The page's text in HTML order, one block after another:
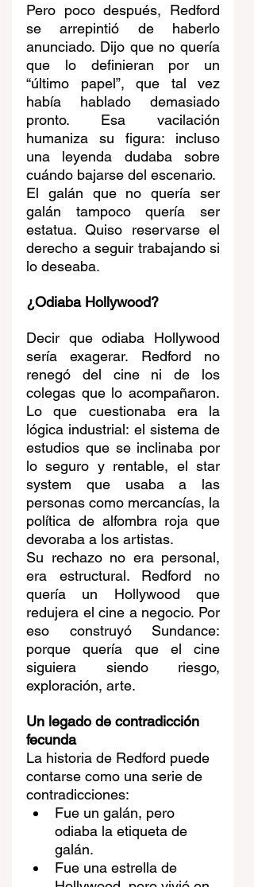
Pero poco después, Redford
se arrepintió de haberlo
anunciado. Dijo que no quería
que lo definieran por un
“último papel”, que tal vez
había hablado demasiado
pronto. Esa vacilación
humaniza su figura: incluso
una leyenda dudaba sobre
cuándo bajarse del escenario.
El galán que no quería ser
galán tampoco quería ser
estatua. Quiso reservarse el
derecho a seguir trabajando si
lo deseaba.
¿Odiaba Hollywood?
Decir que odiaba Hollywood
sería exagerar. Redford no
renegó del cine ni de los
colegas que lo acompañaron.
Lo que cuestionaba era la
lógica industrial: el sistema de
estudios que se inclinaba por
lo seguro y rentable, el star
system que usaba a las
personas como mercancías, la
política de alfombra roja que
devoraba a los artistas.
Su rechazo no era personal,
era estructural. Redford no
quería un Hollywood que
redujera el cine a negocio. Por
eso construyó Sundance:
porque quería que el cine
siguiera siendo riesgo,
exploración, arte.
Un legado de contradicción
fecunda
La historia de Redford puede
contarse como una serie de
contradicciones:
Fue un galán, pero
odiaba la etiqueta de
galán.
Fue una estrella de